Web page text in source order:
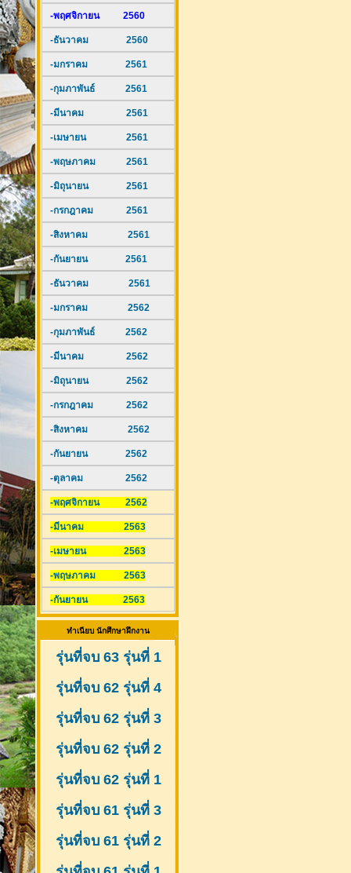
-พฤศจิกายน 2560
-ธันวาคม 2560
-มกราคม 2561
-กุมภาพันธ์ 2561
-มีนาคม 2561
-เมษายน 2561
-พฤษภาคม 2561
-มิถุนายน 2561
-กรกฎาคม 2561
-สิงหาคม 2561
-กันยายน 2561
-ธันวาคม 2561
-มกราคม 2562
-กุมภาพันธ์ 2562
-มีนาคม 2562
-มิถุนายน 2562
-กรกฎาคม 2562
-สิงหาคม 2562
-กันยายน 2562
-ตุลาคม 2562
-พฤศจิกายน 2562
-มีนาคม 2563
-เมษายน 2563
-พฤษภาคม 2563
-กันยายน 2563
ทำเนียบ นักศึกษาฝึกงาน
รุ่นที่จบ 63 รุ่นที่ 1
รุ่นที่จบ 62 รุ่นที่ 4
รุ่นที่จบ 62 รุ่นที่ 3
รุ่นที่จบ 62 รุ่นที่ 2
รุ่นที่จบ 62 รุ่นที่ 1
รุ่นที่จบ 61 รุ่นที่ 3
รุ่นที่จบ 61 รุ่นที่ 2